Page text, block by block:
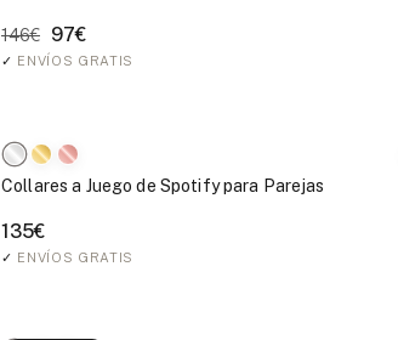
146€ 97€
✓ ENVÍOS GRATIS
Collares a Juego de Spotify para Parejas
135€
✓ ENVÍOS GRATIS